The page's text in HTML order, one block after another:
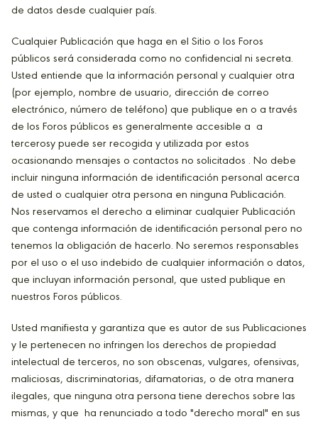
de datos desde cualquier país.
Cualquier Publicación que haga en el Sitio o los Foros
públicos será considerada como no confidencial ni secreta.
Usted entiende que la información personal y cualquier otra
(por ejemplo, nombre de usuario, dirección de correo
electrónico, número de teléfono) que publique en o a través
de los Foros públicos es generalmente accesible a a
tercerosy puede ser recogida y utilizada por estos
ocasionando mensajes o contactos no solicitados . No debe
incluir ninguna información de identificación personal acerca
de usted o cualquier otra persona en ninguna Publicación.
Nos reservamos el derecho a eliminar cualquier Publicación
que contenga información de identificación personal pero no
tenemos la obligación de hacerlo. No seremos responsables
por el uso o el uso indebido de cualquier información o datos,
que incluyan información personal, que usted publique en
nuestros Foros públicos.
Usted manifiesta y garantiza que es autor de sus Publicaciones
y le pertenecen no infringen los derechos de propiedad
intelectual de terceros, no son obscenas, vulgares, ofensivas,
maliciosas, discriminatorias, difamatorias, o de otra manera
ilegales, que ninguna otra persona tiene derechos sobre las
mismas, y que ha renunciado a todo "derecho moral" en sus